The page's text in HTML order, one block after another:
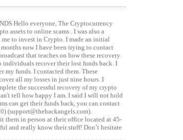
Hello everyone, The Cryptocurrency
assets to online scams . I was also a
to invest in Crypto. I made an initial
now I have been trying to contact
that teaches on how these recovery
individuals recover their lost funds back. I
my funds. I contacted them. These
all my losses in just nine hours. I
the successful recovery of my crypto
tell how happy I am. I said I will not hold
can get their funds back, you can contact
(support@thehackangels.com).
them in person at their office located at 45-
and really know their stuff! Don’t hesitate